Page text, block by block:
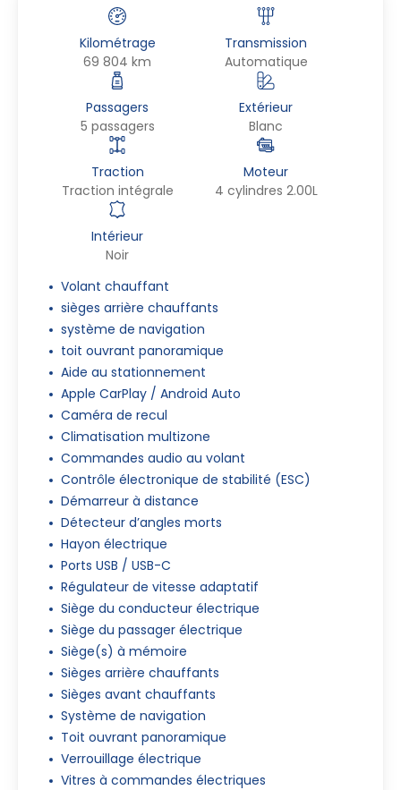
Kilométrage
69 804 km
Transmission
Automatique
Passagers
5 passagers
Extérieur
Blanc
Traction
Traction intégrale
Moteur
4 cylindres 2.00L
Intérieur
Noir
Volant chauffant
sièges arrière chauffants
système de navigation
toit ouvrant panoramique
Aide au stationnement
Apple CarPlay / Android Auto
Caméra de recul
Climatisation multizone
Commandes audio au volant
Contrôle électronique de stabilité (ESC)
Démarreur à distance
Détecteur d’angles morts
Hayon électrique
Ports USB / USB-C
Régulateur de vitesse adaptatif
Siège du conducteur électrique
Siège du passager électrique
Siège(s) à mémoire
Sièges arrière chauffants
Sièges avant chauffants
Système de navigation
Toit ouvrant panoramique
Verrouillage électrique
Vitres à commandes électriques